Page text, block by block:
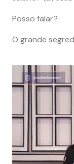
Posso falar?
O grande